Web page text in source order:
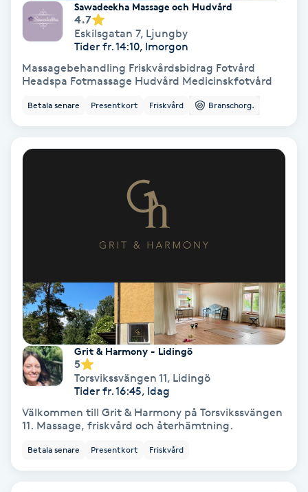
Navelpiercing
NBE-massage
Olaplex
Ombre naglar
Optiker
Ortobionomi
Ortopedi
Osteopati
Sawadeekha Massage och Hudvård
4.7
Eskilsgatan 7, Ljungby
Tider fr. 14:10, Imorgon
Massagebehandling Friskvårdsbidrag Fotvård
Headspa Fotmassage Hudvård Medicinskfotvård
Betala senare Presentkort Friskvård Branschorg.
Grit & Harmony - Lidingö
5
Torsvikssvängen 11, Lidingö
Tider fr. 16:45, Idag
Välkommen till Grit & Harmony på Torsvikssvängen
11. Massage, friskvård och återhämtning.
Betala senare Presentkort Friskvård